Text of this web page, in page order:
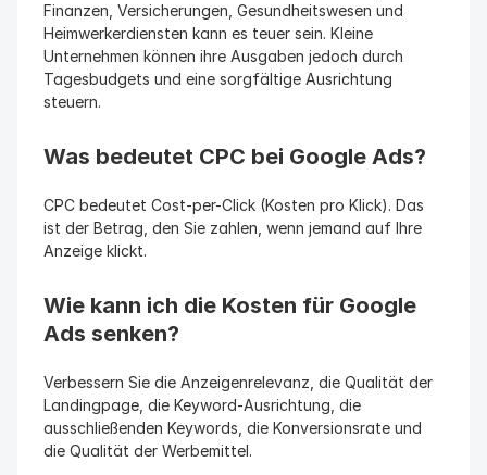
Finanzen, Versicherungen, Gesundheitswesen und
Heimwerkerdiensten kann es teuer sein. Kleine
Unternehmen können ihre Ausgaben jedoch durch
Tagesbudgets und eine sorgfältige Ausrichtung
steuern.
Was bedeutet CPC bei Google Ads?
CPC bedeutet Cost-per-Click (Kosten pro Klick). Das
ist der Betrag, den Sie zahlen, wenn jemand auf Ihre
Anzeige klickt.
Wie kann ich die Kosten für Google
Ads senken?
Verbessern Sie die Anzeigenrelevanz, die Qualität der
Landingpage, die Keyword-Ausrichtung, die
ausschließenden Keywords, die Konversionsrate und
die Qualität der Werbemittel.